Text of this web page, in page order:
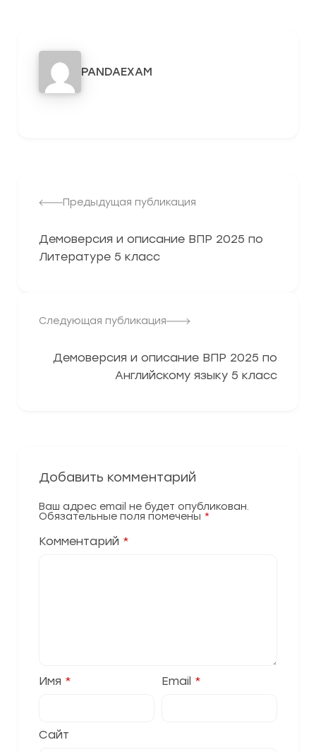
PANDAEXAM
Предыдущая публикация
Демоверсия и описание ВПР 2025 по
Литературе 5 класс
Следующая публикация
Демоверсия и описание ВПР 2025 по
Английскому языку 5 класс
Добавить комментарий
Ваш адрес email не будет опубликован.
Обязательные поля помечены *
Комментарий *
Имя * Email *
Сайт